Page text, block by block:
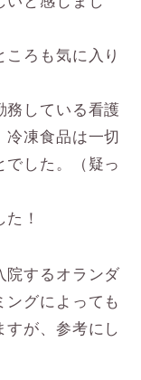
ろも気に入り
務している看護
冷凍食品は一切
でした。（疑っ
！
院するオランダ
ングによっても
すが、参考にし